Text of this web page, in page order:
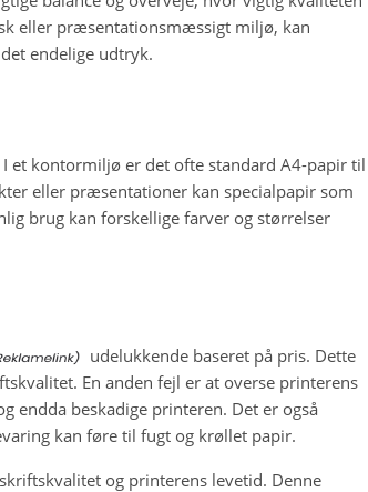
eller præsentationsmæssigt miljø, kan
endelige udtryk.
et kontormiljø er det ofte standard A4-papir til
eller præsentationer kan specialpapir som
brug kan forskellige farver og størrelser
udelukkende baseret på pris. Dette
En anden fejl er at overse printerens
endda beskadige printeren. Det er også
kan føre til fugt og krøllet papir.
og printerens levetid. Denne